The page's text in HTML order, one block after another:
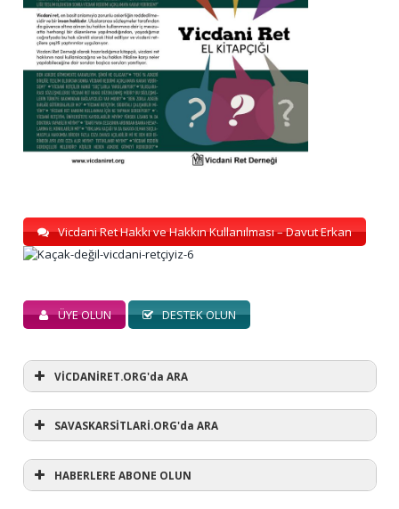
Vicdani Ret Hakkı ve Hakkın Kullanılması – Davut Erkan
ÜYE OLUN DESTEK OLUN
VİCDANİRET.ORG'da ARA
SAVASKARSİTLARİ.ORG'da ARA
HABERLERE ABONE OLUN